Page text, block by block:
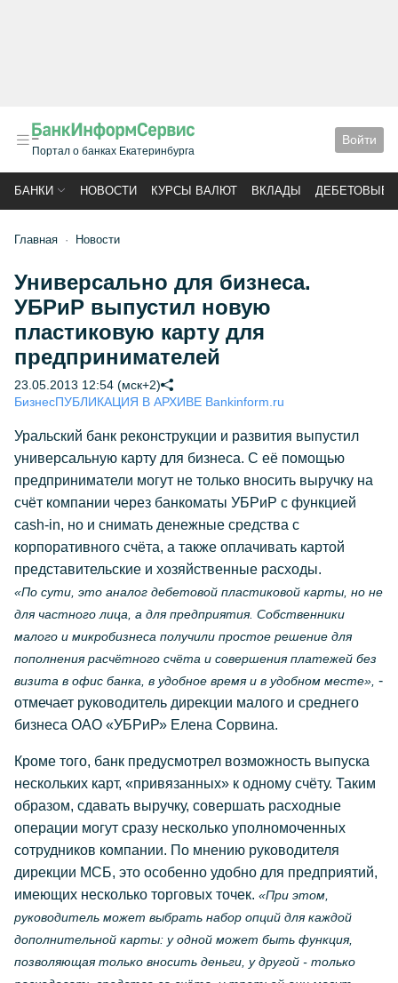
Портал о банках Екатеринбурга
Войти
БАНКИ НОВОСТИ КУРСЫ ВАЛЮТ ВКЛАДЫ ДЕБЕТОВЫЕ
Главная Новости
Универсально для бизнеса.
УБРиР выпустил новую
пластиковую карту для
предпринимателей
23.05.2013 12:54 (мск+2)
БизнесПУБЛИКАЦИЯ В АРХИВЕ Bankinform.ru
Уральский банк реконструкции и развития выпустил
универсальную карту для бизнеса. С её помощью
предприниматели могут не только вносить выручку на
счёт компании через банкоматы УБРиР с функцией
cash-in, но и снимать денежные средства с
корпоративного счёта, а также оплачивать картой
представительские и хозяйственные расходы.
«По сути, это аналог дебетовой пластиковой карты, но не
для частного лица, а для предприятия. Собственники
малого и микробизнеса получили простое решение для
пополнения расчётного счёта и совершения платежей без
визита в офис банка, в удобное время и в удобном месте», -
отмечает руководитель дирекции малого и среднего
бизнеса ОАО «УБРиР» Елена Сорвина.
Кроме того, банк предусмотрел возможность выпуска
нескольких карт, «привязанных» к одному счёту. Таким
образом, сдавать выручку, совершать расходные
операции могут сразу несколько уполномоченных
сотрудников компании. По мнению руководителя
дирекции МСБ, это особенно удобно для предприятий,
имеющих несколько торговых точек. «При этом,
руководитель может выбрать набор опций для каждой
дополнительной карты: у одной может быть функция,
позволяющая только вносить деньги, у другой - только